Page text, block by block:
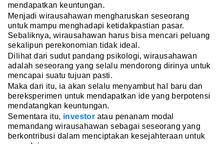
mendapatkan keuntungan.
Menjadi wirausahawan mengharuskan seseorang
untuk mampu menghadapi ketidakpastian pasar.
Sebaliknya, wirausahawan harus bisa mencari peluang
sekalipun perekonomian tidak ideal.
Dilihat dari sudut pandang psikologi, wirausahawan
adalah seseorang yang selalu mendorong dirinya untuk
mencapai suatu tujuan pasti.
Maka dari itu, ia akan selalu menyambut hal baru dan
bereksperimen untuk mendapatkan ide yang berpotensi
mendatangkan keuntungan.
Sementara itu, investor atau penanam modal
memandang wirausahawan sebagai seseorang yang
berkontribusi dalam menciptakan kesejahteraan untuk